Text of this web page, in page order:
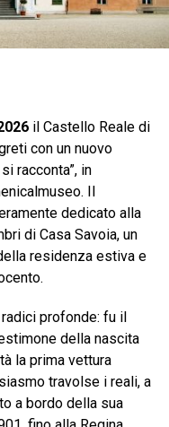
il Castello Reale di
con un nuovo
racconta”, in
Il
dedicato alla
di Casa Savoia, un
residenza estiva e
profonde: fu il
della nascita
la prima vettura
travolse i reali, a
a bordo della sua